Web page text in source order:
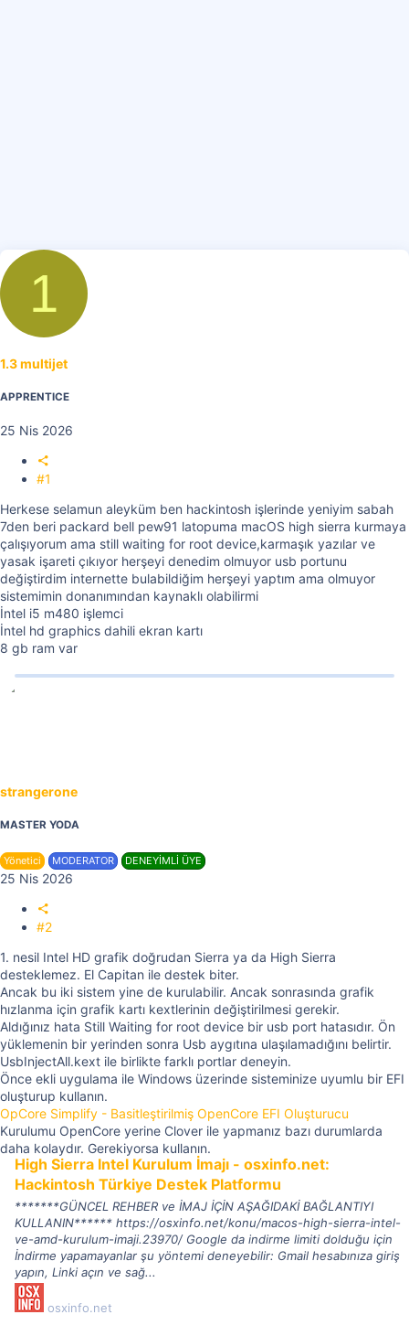
1
1.3 multijet
APPRENTICE
25 Nis 2026
#1
Herkese selamun aleyküm ben hackintosh işlerinde yeniyim sabah
7den beri packard bell pew91 latopuma macOS high sierra kurmaya
çalışıyorum ama still waiting for root device,karmaşık yazılar ve
yasak işareti çıkıyor herşeyi denedim olmuyor usb portunu
değiştirdim internette bulabildiğim herşeyi yaptım ama olmuyor
sistemimin donanımından kaynaklı olabilirmi
İntel i5 m480 işlemci
İntel hd graphics dahili ekran kartı
8 gb ram var
strangerone
MASTER YODA
Yönetici MODERATOR DENEYİMLİ ÜYE
25 Nis 2026
#2
1. nesil Intel HD grafik doğrudan Sierra ya da High Sierra
desteklemez. El Capitan ile destek biter.
Ancak bu iki sistem yine de kurulabilir. Ancak sonrasında grafik
hızlanma için grafik kartı kextlerinin değiştirilmesi gerekir.
Aldığınız hata Still Waiting for root device bir usb port hatasıdır. Ön
yüklemenin bir yerinden sonra Usb aygıtına ulaşılamadığını belirtir.
UsbInjectAll.kext ile birlikte farklı portlar deneyin.
Önce ekli uygulama ile Windows üzerinde sisteminize uyumlu bir EFI
oluşturup kullanın.
OpCore Simplify - Basitleştirilmiş OpenCore EFI Oluşturucu
Kurulumu OpenCore yerine Clover ile yapmanız bazı durumlarda
daha kolaydır. Gerekiyorsa kullanın.
High Sierra Intel Kurulum İmajı - osxinfo.net:
Hackintosh Türkiye Destek Platformu
*******GÜNCEL REHBER ve İMAJ İÇİN AŞAĞIDAKİ BAĞLANTIYI
KULLANIN****** https://osxinfo.net/konu/macos-high-sierra-intel-
ve-amd-kurulum-imaji.23970/ Google da indirme limiti dolduğu için
İndirme yapamayanlar şu yöntemi deneyebilir: Gmail hesabınıza giriş
yapın, Linki açın ve sağ...
osxinfo.net